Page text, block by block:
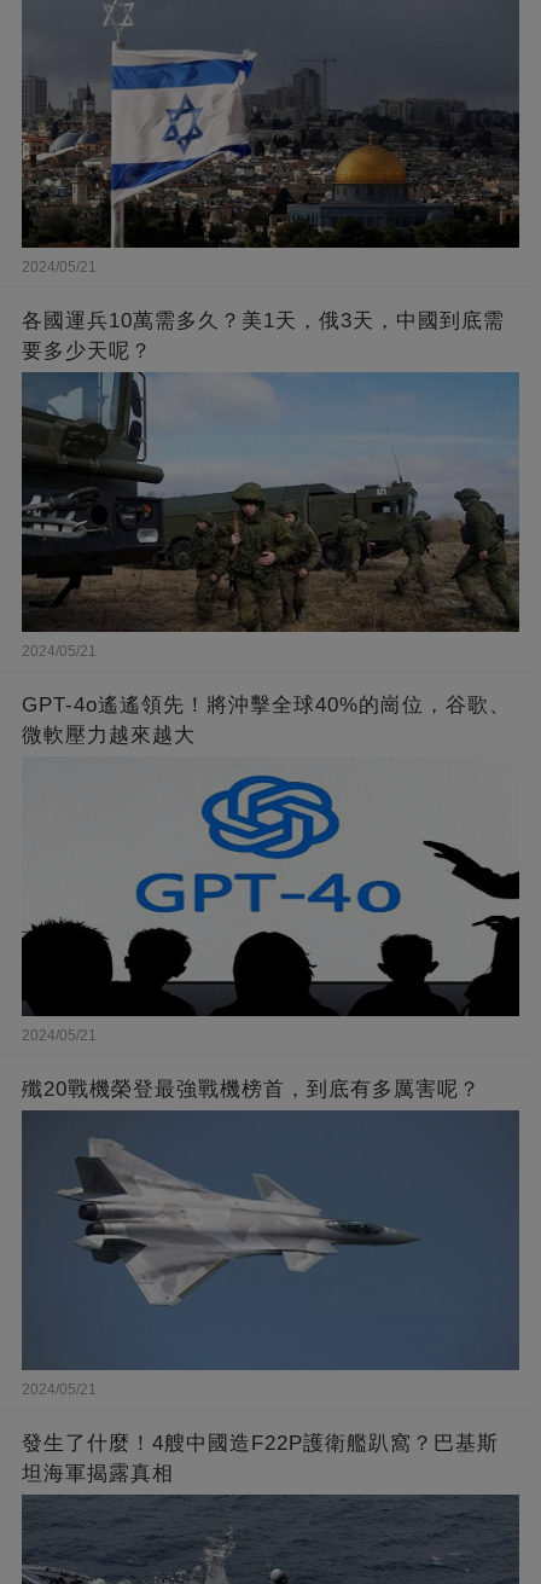
2024/05/21
各國運兵10萬需多久？美1天，俄3天，中國到底需
要多少天呢？
2024/05/21
GPT-4o遙遙領先！將沖擊全球40%的崗位，谷歌、
微軟壓力越來越大
2024/05/21
殲20戰機榮登最強戰機榜首，到底有多厲害呢？
2024/05/21
發生了什麼！4艘中國造F22P護衛艦趴窩？巴基斯
坦海軍揭露真相